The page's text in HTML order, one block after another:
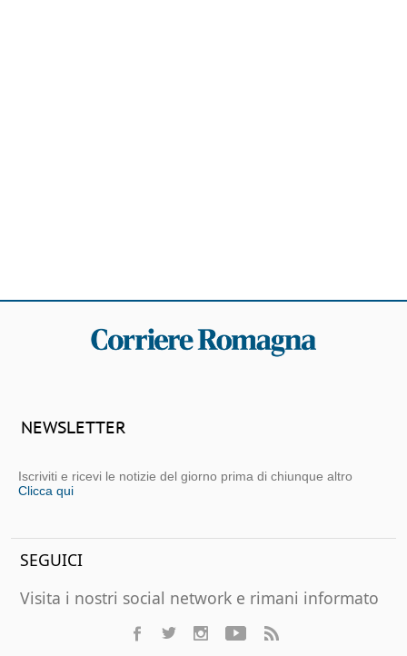
NEWSLETTER
Iscriviti e ricevi le notizie del giorno prima di chiunque altro
Clicca qui
SEGUICI
Visita i nostri social network e rimani informato